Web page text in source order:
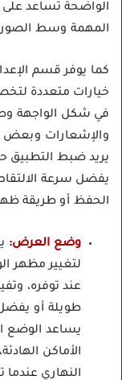
الواضحة تساعد
المهمة وسط الصور
خيارات متعددة
في شكل الواجهة
والإشعارات وبعض
يريد ضبط التطبيق
يفضل سرعة
الحفظ أو طريقة
وضع العرض:
لتغيير مظهر
عند توفره،
طويلة أو يفضل
يساعد الوضع
الأماكن
النهاري